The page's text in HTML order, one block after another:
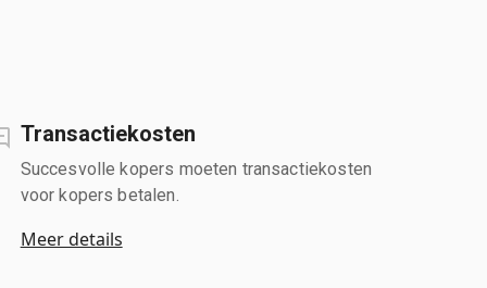
Transactiekosten
Succesvolle kopers moeten transactiekosten
voor kopers betalen.
Meer details